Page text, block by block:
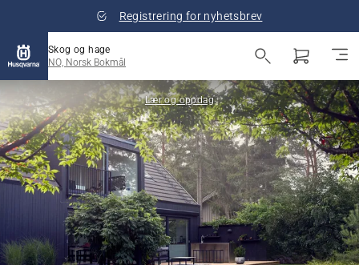
Registrering for nyhetsbrev
Skog og hage
NO, Norsk Bokmål
Lær og oppdag